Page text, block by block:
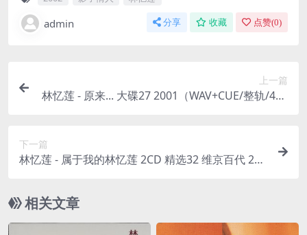
admin 分享 收藏 点赞(0)
上一篇
林忆莲 - 原来... 大碟27 2001（WAV+CUE/整轨/447
下一篇
林忆莲 - 属于我的林忆莲 2CD 精选32 维京百代 200
相关文章